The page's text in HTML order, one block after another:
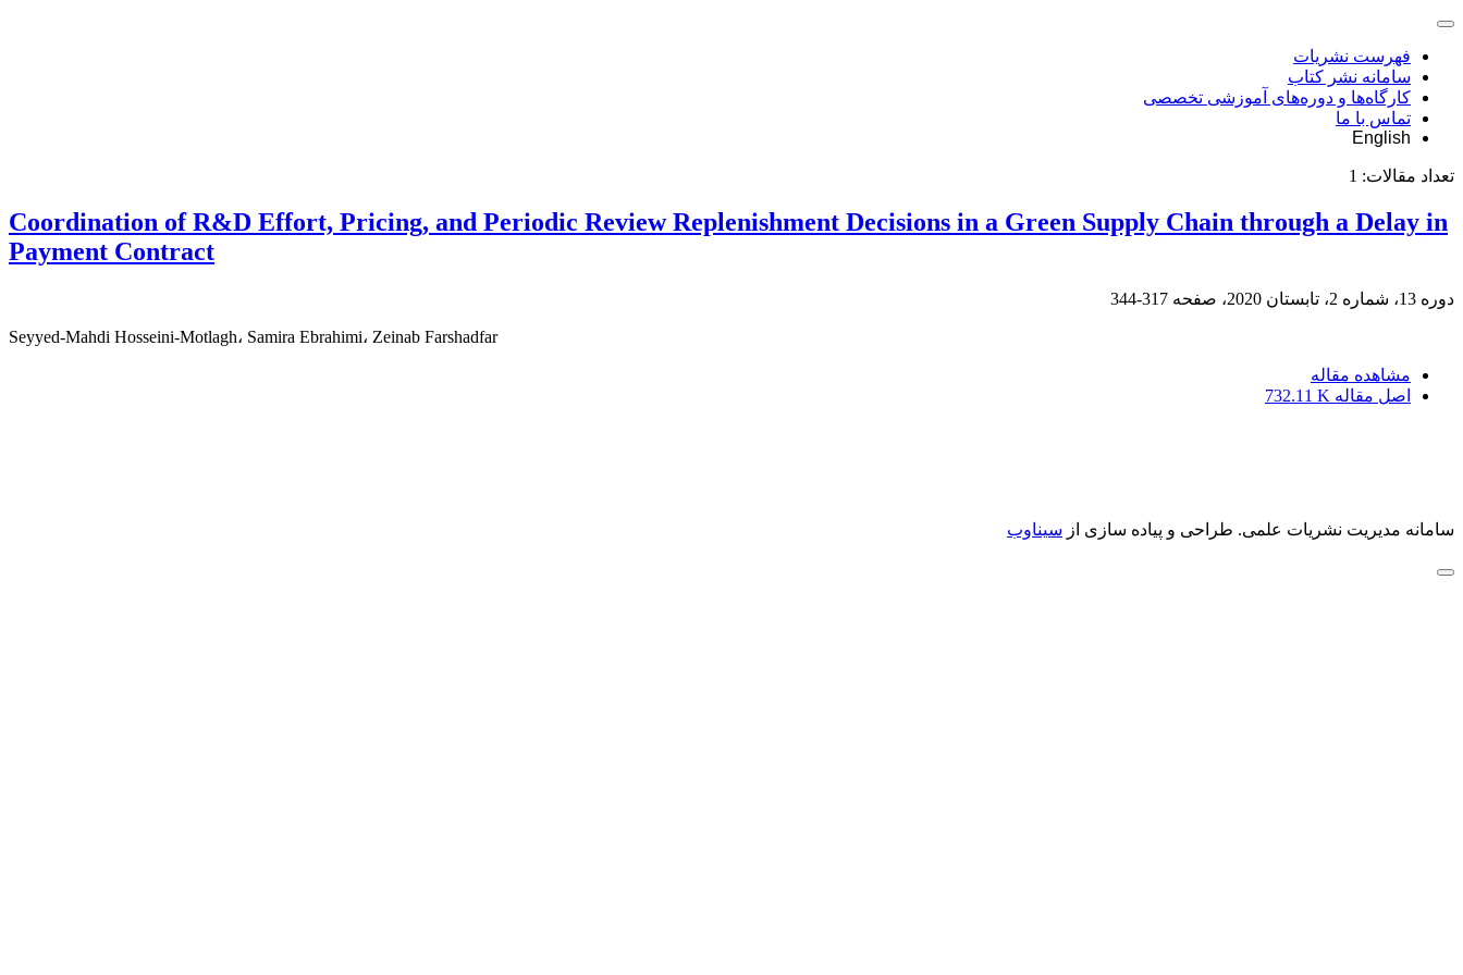
فهرست نشریات
سامانه نشر کتاب
کارگاه‌ها و دوره‌های آموزشی تخصصی
تماس با ما
English
تعداد مقالات: 1
Coordination of R&D Effort, Pricing, and Periodic Review Replenishment Decisions in a Green Supply Chain through a Delay in
Payment Contract
دوره 13، شماره 2، تابستان 2020، صفحه 317-344
Seyyed-Mahdi Hosseini-Motlagh، Samira Ebrahimi، Zeinab Farshadfar
مشاهده مقاله
اصل مقاله 732.11 K
سامانه مدیریت نشریات علمی. طراحی و پیاده سازی از سیناوب